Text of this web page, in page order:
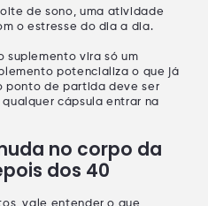
de sono, uma atividade
o estresse do dia a dia.
suplemento vira só um
potencializa o que já
ponto de partida deve ser
cápsula entrar na
no corpo da
dos 40